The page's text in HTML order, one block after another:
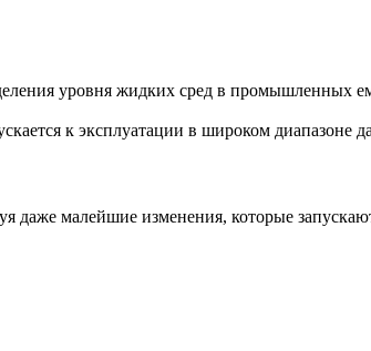
уровня жидких сред в промышленных
к эксплуатации в широком диапазоне
даже малейшие изменения, которые